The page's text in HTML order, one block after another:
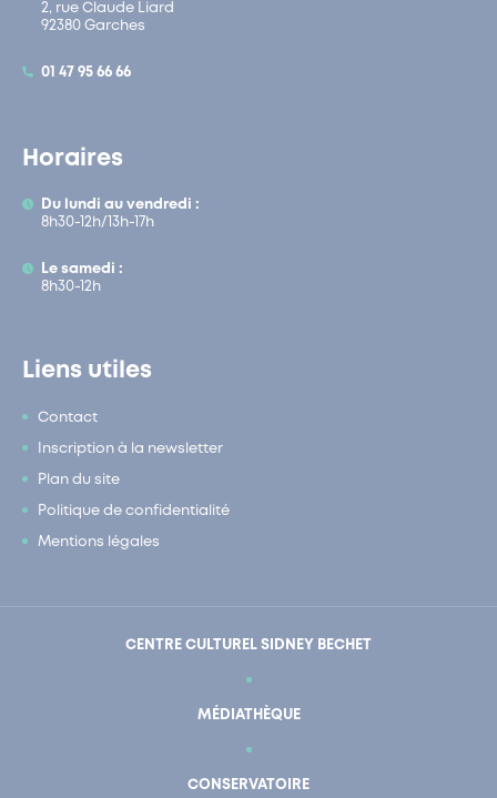
2, rue Claude Liard
92380 Garches
01 47 95 66 66
Horaires
Du lundi au vendredi :
8h30-12h/13h-17h
Le samedi :
8h30-12h
Liens utiles
Contact
Inscription à la newsletter
Plan du site
Politique de confidentialité
Mentions légales
CENTRE CULTUREL SIDNEY BECHET
MÉDIATHÈQUE
CONSERVATOIRE